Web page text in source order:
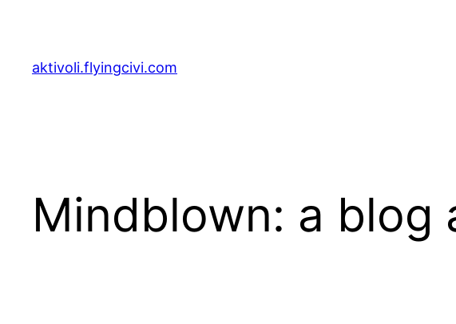
springen
aktivoli.flyingcivi.com
Mindblown: a blog